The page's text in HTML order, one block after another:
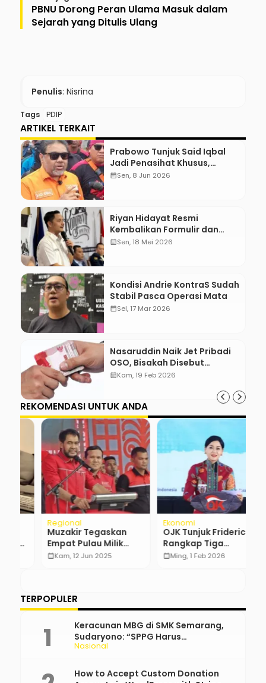
PBNU Dorong Peran Ulama Masuk dalam
Sejarah yang Ditulis Ulang
Penulis: Nisrina
Tags PDIP
ARTIKEL TERKAIT
Prabowo Tunjuk Said Iqbal
Jadi Penasihat Khusus,
Mengapa?
calendar_monthSen, 8 Jun 2026
Riyan Hidayat Resmi
Kembalikan Formulir dan
Berkas Pencalonan Ketua
calendar_monthSen, 18 Mei 2026
Kondisi Andrie KontraS Sudah
Stabil Pasca Operasi Mata
calendar_monthSel, 17 Mar 2026
Nasaruddin Naik Jet Pribadi
OSO, Bisakah Disebut
Gratifikasi?
calendar_monthKam, 19 Feb 2026
REKOMENDASI UNTUK ANDA
Regional
Muzakir Tegaskan
Empat Pulau Milik
Aceh
Kam, 12 Jun 2025
Ekonomi
OJK Tunjuk Friderica,
Rangkap Tiga
Jabatan Sekaligus di
Ming, 1 Feb 2026
TERPOPULER
Nasional
Keracunan MBG di SMK Semarang,
Sudaryono: “SPPG Harus
Bertanggung Jawab!”
How to Accept Custom Donation